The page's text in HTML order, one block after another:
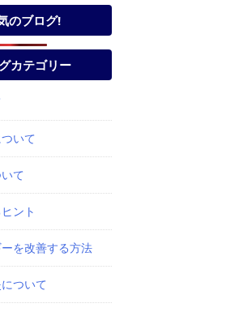
のブログ!
カテゴリー
いて
て
ント
を改善する方法
ついて